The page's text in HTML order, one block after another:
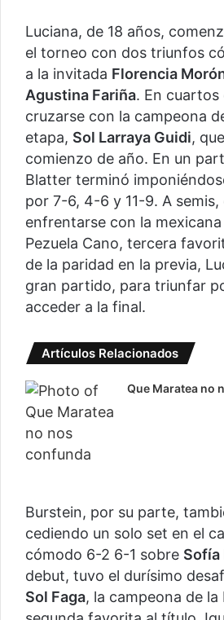
Luciana, de 18 años,
el torneo con dos triunfos
a la invitada Florencia
Agustina Fariña. En cuartos
cruzarse con la campeona
etapa, Sol Larraya Guidi,
comienzo de año. En un
Blatter terminó
por 7-6, 4-6 y 11-9. A
enfrentarse con la
Pezuela Cano, tercera
de la paridad en la previa,
gran partido, para triunfar
acceder a la final.
Artículos Relacionados
Que Maratea no
Burstein, por su parte,
cediendo un solo set en el
cómodo 6-2 6-1 sobre Sofía
debut, tuvo el durísimo
Sol Faga, la campeona de la